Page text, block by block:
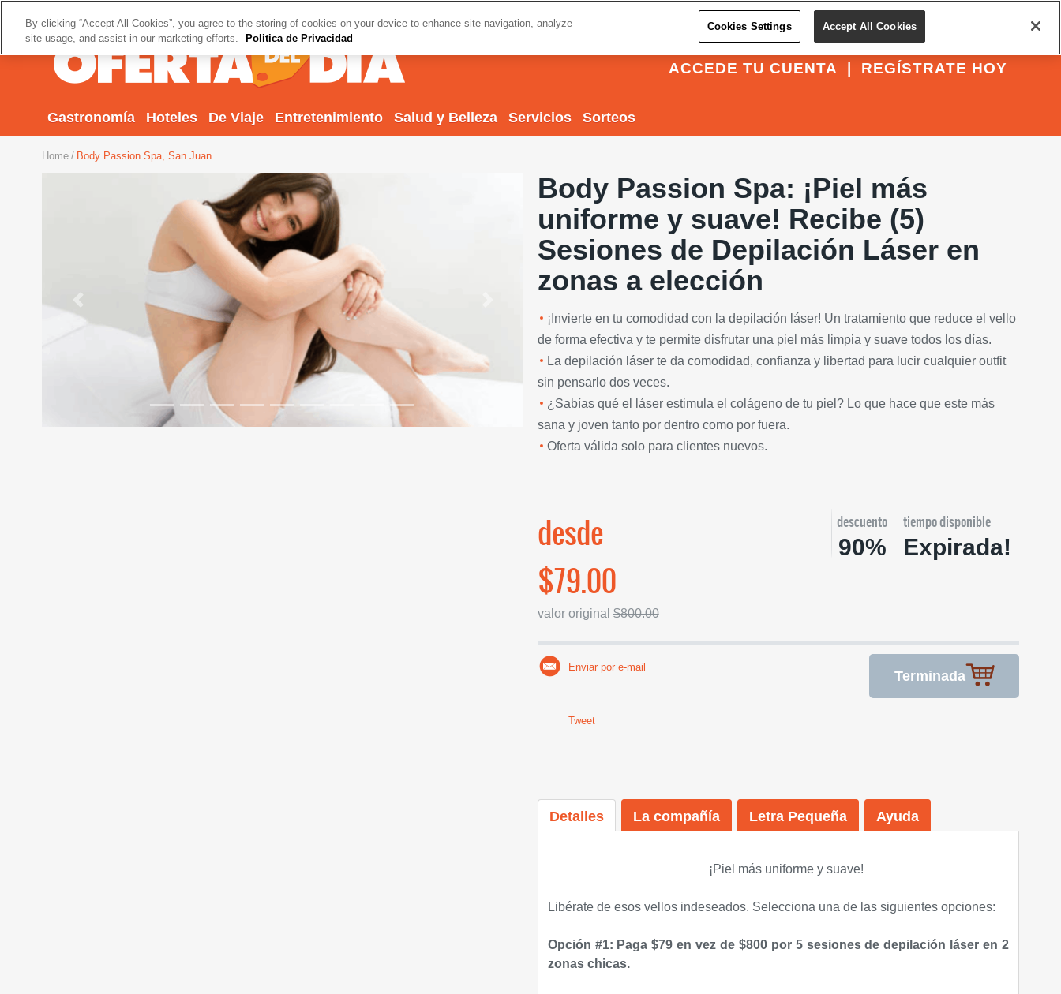
REGÍSTRATE HOY
ACCEDE TU CUENTA
Gastronomía Hoteles De Viaje Entretenimiento Salud y Belleza Servicios Sorteos
Home Body Passion Spa, San Juan
Body Passion Spa: ¡Piel más
uniforme y suave! Recibe (5)
Sesiones de Depilación Láser en
zonas a elección
¡Invierte en tu comodidad con la depilación láser! Un tratamiento que reduce el vello
de forma efectiva y te permite disfrutar una piel más limpia y suave todos los días.
La depilación láser te da comodidad, confianza y libertad para lucir cualquier outfit
sin pensarlo dos veces.
¿Sabías qué el láser estimula el colágeno de tu piel? Lo que hace que este más
sana y joven tanto por dentro como por fuera.
Oferta válida solo para clientes nuevos.
desde
$79.00
valor original$800.00
descuento
90%
tiempo disponible
Expirada!
Terminada
Enviar por e-mail
Tweet
Detalles La compañía Letra Pequeña Ayuda
¡Piel más uniforme y suave!
Libérate de esos vellos indeseados. Selecciona una de las siguientes opciones:
Opción #1: Paga $79 en vez de $800 por 5 sesiones de depilación láser en 2
zonas chicas.
By clicking “Accept All Cookies”, you agree to the storing of cookies on your device to enhance site navigation, analyze
site usage, and assist in our marketing efforts.
Politica de Privacidad
Cookies Settings Accept All Cookies